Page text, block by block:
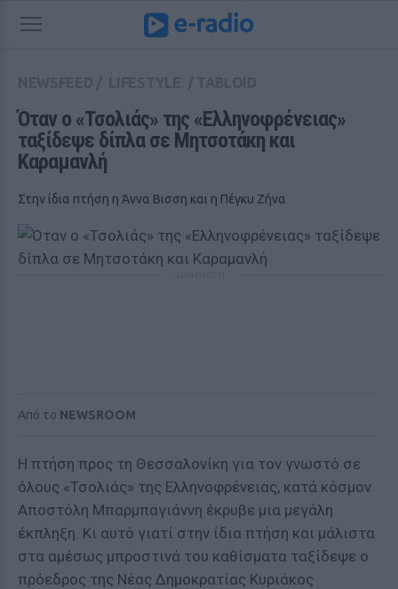
Όταν ο «Τσολιάς» της «Ελληνοφρένειας»
ταξίδεψε δίπλα σε Μητσοτάκη και
Καραμανλή
Στην ίδια πτήση η Άννα Βισση και η Πέγκυ Ζήνα
Από το NEWSROOM
Η πτήση προς τη Θεσσαλονίκη για τον γνωστό σε
όλους «Τσολιάς» της Ελληνοφρένειας, κατά κόσμον
Αποστόλη Μπαρμπαγιάννη έκρυβε μια μεγάλη
έκπληξη. Κι αυτό γιατί στην ίδια πτήση και μάλιστα
στα αμέσως μπροστινά του καθίσματα ταξίδεψε ο
πρόεδρος της Νέας Δημοκρατίας Κυριάκος